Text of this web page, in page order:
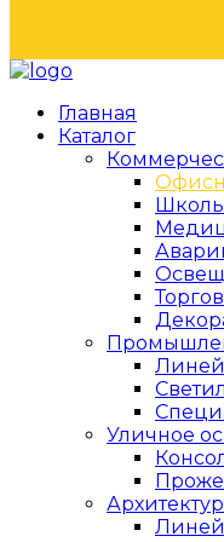
Главная
Каталог
Уличное